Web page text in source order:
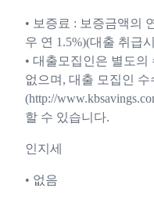
• 보증료 : 보증금액의
우 연 1.5%)(대출 취급
• 대출모집인은 별도
없으며, 대출 모집인
(http://
할 수 있습니다.
인지세
• 없음